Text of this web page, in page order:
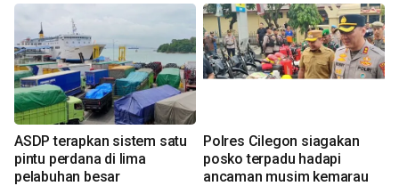
ASDP terapkan sistem satu
pintu perdana di lima
pelabuhan besar
Polres Cilegon siagakan
posko terpadu hadapi
ancaman musim kemarau